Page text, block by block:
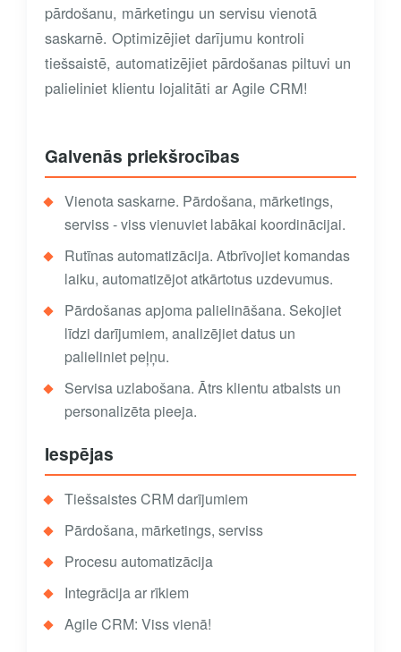
pārdošanu, mārketingu un servisu vienotā
saskarnē. Optimizējiet darījumu kontroli
tiešsaistē, automatizējiet pārdošanas piltuvi un
palieliniet klientu lojalitāti ar Agile CRM!
Galvenās priekšrocības
Vienota saskarne. Pārdošana, mārketings,
serviss - viss vienuviet labākai koordinācijai.
Rutīnas automatizācija. Atbrīvojiet komandas
laiku, automatizējot atkārtotus uzdevumus.
Pārdošanas apjoma palielināšana. Sekojiet
līdzi darījumiem, analizējiet datus un
palieliniet peļņu.
Servisa uzlabošana. Ātrs klientu atbalsts un
personalizēta pieeja.
Iespējas
Tiešsaistes CRM darījumiem
Pārdošana, mārketings, serviss
Procesu automatizācija
Integrācija ar rīkiem
Agile CRM: Viss vienā!